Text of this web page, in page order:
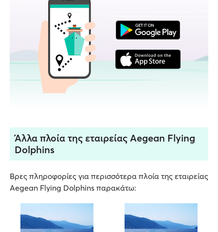
Άλλα πλοία της εταιρείας Aegean Flying
Dolphins
Βρες πληροφορίες για περισσότερα πλοία της εταιρείας
Aegean Flying Dolphins παρακάτω: